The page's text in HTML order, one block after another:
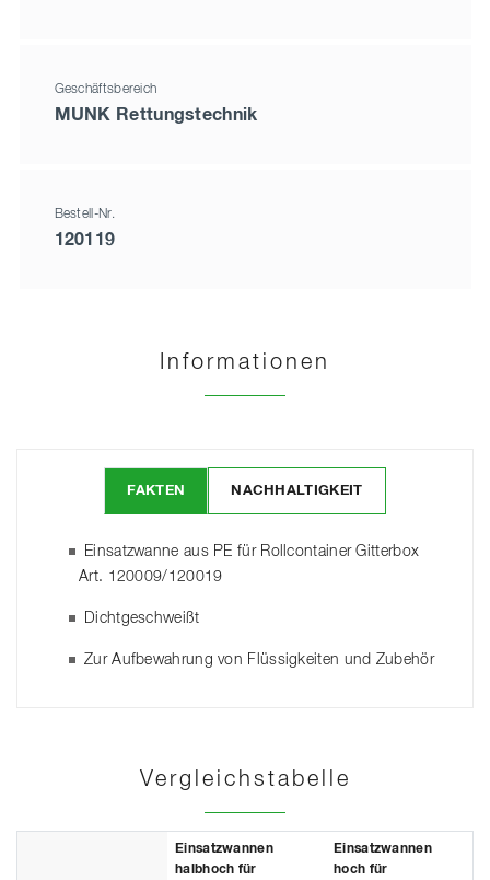
Geschäftsbereich
MUNK Rettungstechnik
Bestell-Nr.
120119
Informationen
FAKTEN NACHHALTIGKEIT
Einsatzwanne aus PE für Rollcontainer Gitterbox
Art. 120009/120019
Dichtgeschweißt
Zur Aufbewahrung von Flüssigkeiten und Zubehör
Vergleichstabelle
Einsatzwannen
halbhoch für
Einsatzwannen
hoch für